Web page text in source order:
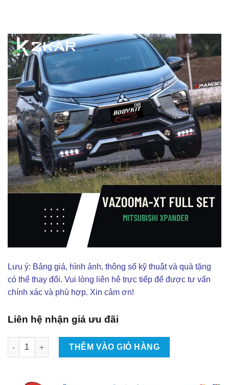
Lưu ý: Bảng giá, hình ảnh, thông số kỹ thuật và quà tặng
có thể thay đổi. Vui lòng liên hê trực tiếp để được tư vấn
chính xác và phù hợp. Xin cảm ơn!
Liên hệ nhận giá ưu đãi
Độ Body Kit Vazooma-XT FULL SET Cho Mitsubishi Xpander
THÊM VÀO GIỎ HÀNG